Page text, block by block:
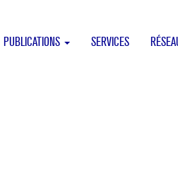
PUBLICATIONS SERVICES